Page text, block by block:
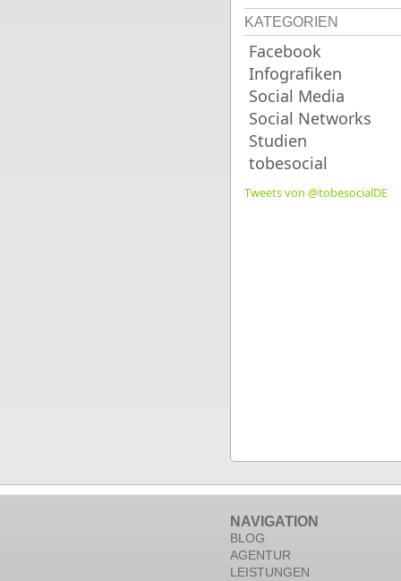
KATEGORIEN
Facebook
Infografiken
Social Media
Social Networks
Studien
tobesocial
Tweets von @tobesocialDE
NAVIGATION
BLOG
AGENTUR
LEISTUNGEN